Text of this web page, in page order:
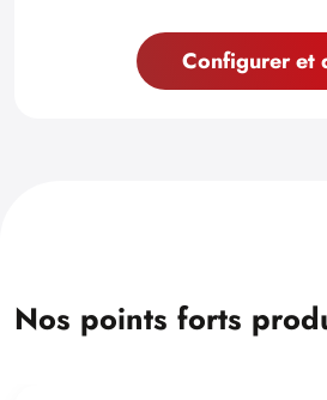
Configurer et
Nos points forts